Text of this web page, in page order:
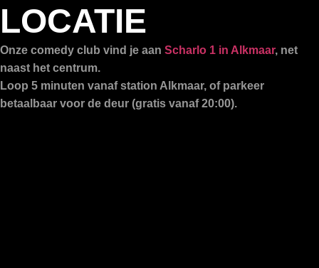
LOCATIE
Onze comedy club vind je aan Scharlo 1 in Alkmaar, net
naast het centrum.
Loop 5 minuten vanaf station Alkmaar, of parkeer
betaalbaar voor de deur (gratis vanaf 20:00).